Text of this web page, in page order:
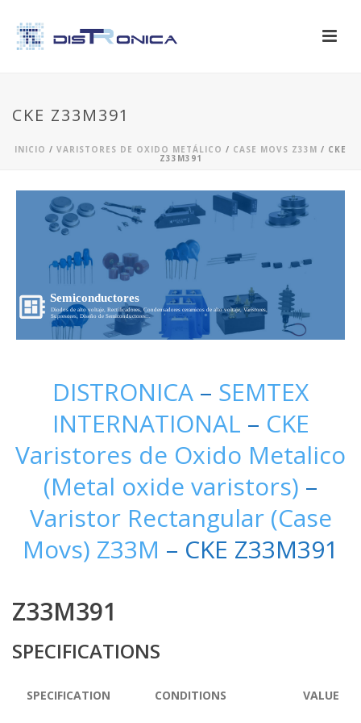
CKE Z33M391
INICIO / VARISTORES DE OXIDO METÁLICO / CASE MOVS Z33M / CKE
Z33M391
Semiconductores
Diodos de alto voltaje, Rectificadores, Condensadores ceramicos de alto voltaje, Varistores,
Supresores, Diseño de Semiconductores...
DISTRONICA – SEMTEX
INTERNATIONAL – CKE
Varistores de Oxido Metalico
(Metal oxide varistors) –
Varistor Rectangular (Case
Movs) Z33M – CKE Z33M391
Z33M391
SPECIFICATIONS
SPECIFICATION CONDITIONS VALUE